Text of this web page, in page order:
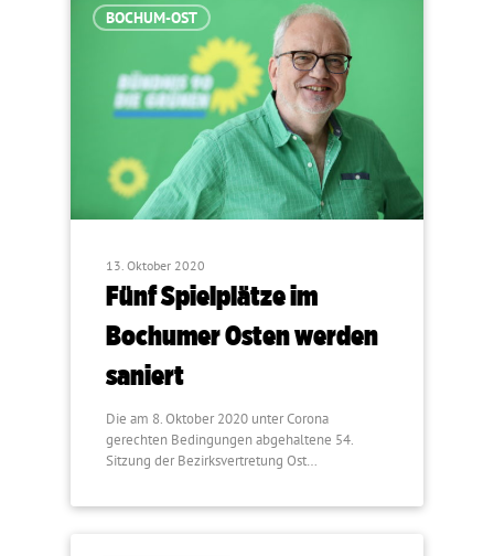
BOCHUM-OST
13. Oktober 2020
Fünf Spielplätze im
Bochumer Osten werden
saniert
Die am 8. Oktober 2020 unter Corona
gerechten Bedingungen abgehaltene 54.
Sitzung der Bezirksvertretung Ost…